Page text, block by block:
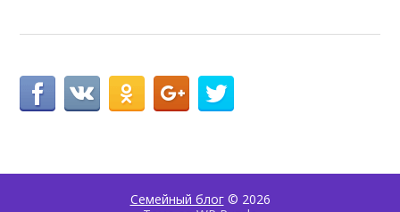
Семейный блог© 2026